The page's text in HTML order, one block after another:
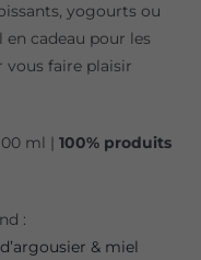
yogourts ou
en cadeau pour les
faire plaisir
ml | 100% produits
:
& miel